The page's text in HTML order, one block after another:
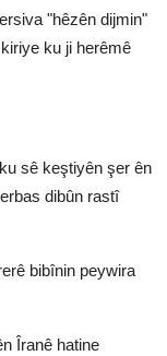
"hêzên dijmin"
ku ji herêmê
sê keştiyên şer ên
dibûn rastî
bibînin peywira
Îranê hatine